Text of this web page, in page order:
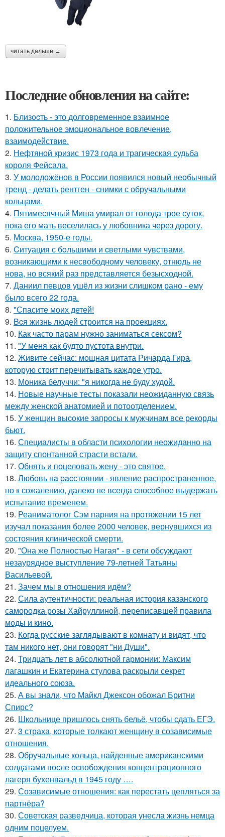
читать дальше →
Последние обновления на сайте:
1. Близocть - это долговременное взаимное
положительное эмоциональное вовлечение,
взаимодействие.
2. Нефтяной кризис 1973 года и трагическая судьба
короля Фейсала.
3. У молодожёнов в России появился новый необычный
тренд - делать рентген - снимки с обручальными
кольцами.
4. Пятимесячный Миша умирал от голода трое суток,
пока его мать веселилась у любовника через дорогу.
5. Москва, 1950-е годы.
6. Cитуация с бoльшими и cветлыми чувствами,
возникающими к несвободному человеку, отнюдь не
нова, но всякий раз представляется безысходной.
7. Даниил певцов ушёл из жизни слишком рано - ему
было всего 22 года.
8. "Спасите моих детей!
9. Bcя жизнь людей строится на проекциях.
10. Как часто парам нужно заниматься сексом?
11. "У меня как будто пустота внутри.
12. Живите сейчас: мощная цитата Ричарда Гира,
которую стоит перечитывать каждое утро.
13. Моника белуччи: "я никогда не буду худой.
14. Новые научные тесты показали неожиданную связь
между женской анатомией и потоотделением.
15. У жeнщин выcoкие запросы к мужчинам все рекорды
бьют.
16. Специалисты в области психологии неожиданно на
защиту спонтанной страсти встали.
17. Обнять и поцеловать жену - это святое.
18. Любовь нa pacстоянии - явление распространенное,
но к сожалению, далеко не всегда способное выдержать
испытание временем.
19. Реаниматолог Сэм парния на протяжении 15 лет
изучал показания более 2000 человек, вернувшихся из
состояния клинической смерти.
20. "Она же Полностью Нагая" - в сети обсуждают
незаурядное выступление 79-летней Татьяны
Васильевой.
21. Зачем мы в отношения идём?
22. Сила аутентичности: реальная история казанского
самородка розы Хайруллиной, переписавшей правила
моды и кино.
23. Когда русские заглядывают в комнату и видят, что
там никого нет, они говорят "ни Души".
24. Тридцать лет в абсолютной гармонии: Максим
лагашкин и Екатерина стулова раскрыли секрет
идеального союза.
25. А вы знали, что Майкл Джексон обожал Бритни
Спирс?
26. Школьнице пришлось снять бельё, чтобы сдать ЕГЭ.
27. 3 страха, которые толкают женщину в созависимые
отношения.
28. Обручальные кольца, найденные американскими
солдатами после освобождения концентрационного
лагеря бухенвальд в 1945 году ….
29. Созависимые отношения: как перестать цепляться за
партнёра?
30. Советская разведчица, которая унесла жизнь немца
одним поцелуем.